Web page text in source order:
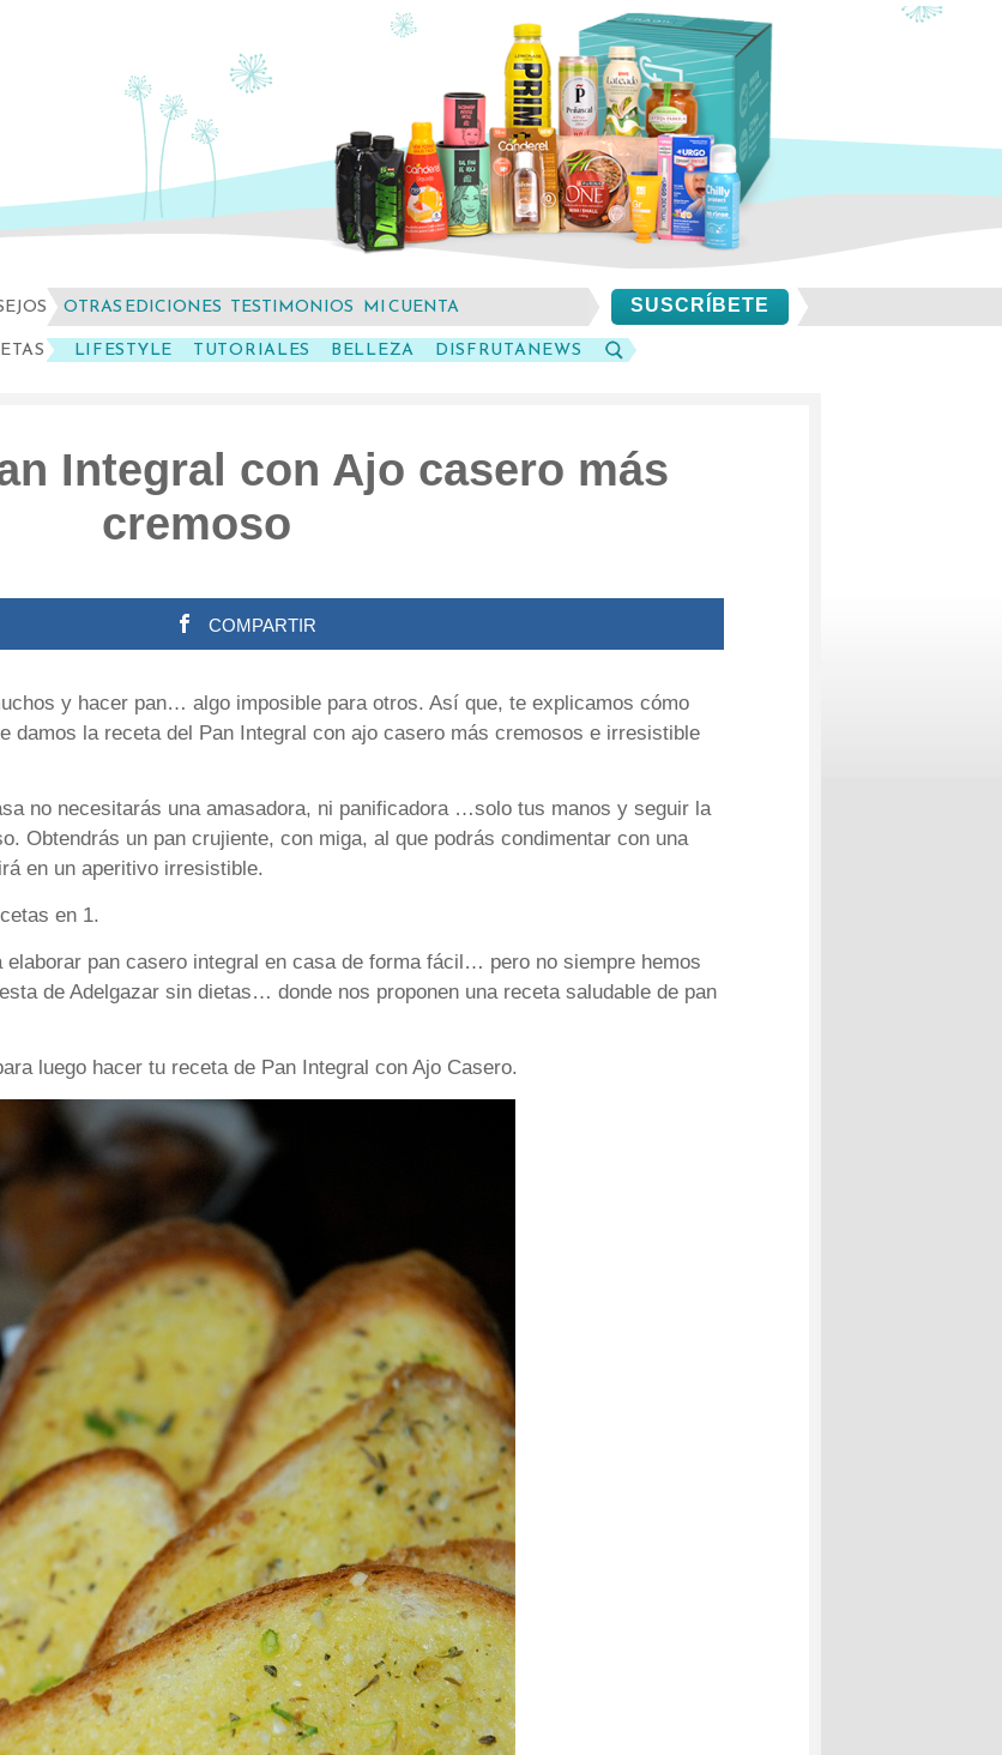
SUSCRÍBETE
LIFESTYLE TUTORIALES BELLEZA
DISFRUTANEWS
OTRAS EDICIONES TESTIMONIOS MI CUENTA
Integral con Ajo casero más
cremoso
COMPARTIR
y hacer pan… algo imposible para otros. Así que, te explicamos cómo
damos la receta del Pan Integral con ajo casero más cremosos e irresistible
no necesitarás una amasadora, ni panificadora …solo tus manos y seguir la
Obtendrás un pan crujiente, con miga, al que podrás condimentar con una
en un aperitivo irresistible.
en 1.
elaborar pan casero integral en casa de forma fácil… pero no siempre hemos
de Adelgazar sin dietas… donde nos proponen una receta saludable de pan
luego hacer tu receta de Pan Integral con Ajo Casero.